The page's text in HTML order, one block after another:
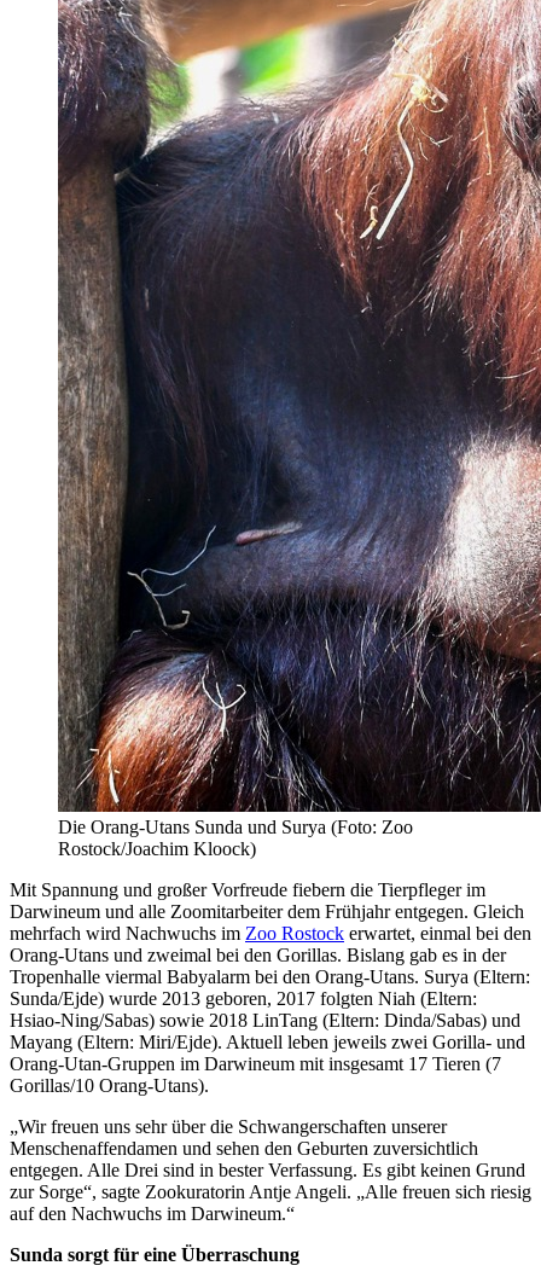
Die Orang-Utans Sunda und Surya (Foto: Zoo
Rostock/Joachim Kloock)
Mit Spannung und großer Vorfreude fiebern die Tierpfleger im
Darwineum und alle Zoomitarbeiter dem Frühjahr entgegen. Gleich
mehrfach wird Nachwuchs im Zoo Rostock erwartet, einmal bei den
Orang-Utans und zweimal bei den Gorillas. Bislang gab es in der
Tropenhalle viermal Babyalarm bei den Orang-Utans. Surya (Eltern:
Sunda/Ejde) wurde 2013 geboren, 2017 folgten Niah (Eltern:
Hsiao-Ning/Sabas) sowie 2018 LinTang (Eltern: Dinda/Sabas) und
Mayang (Eltern: Miri/Ejde). Aktuell leben jeweils zwei Gorilla- und
Orang-Utan-Gruppen im Darwineum mit insgesamt 17 Tieren (7
Gorillas/10 Orang-Utans).
„Wir freuen uns sehr über die Schwangerschaften unserer
Menschenaffendamen und sehen den Geburten zuversichtlich
entgegen. Alle Drei sind in bester Verfassung. Es gibt keinen Grund
zur Sorge“, sagte Zookuratorin Antje Angeli. „Alle freuen sich riesig
auf den Nachwuchs im Darwineum.“
Sunda sorgt für eine Überraschung